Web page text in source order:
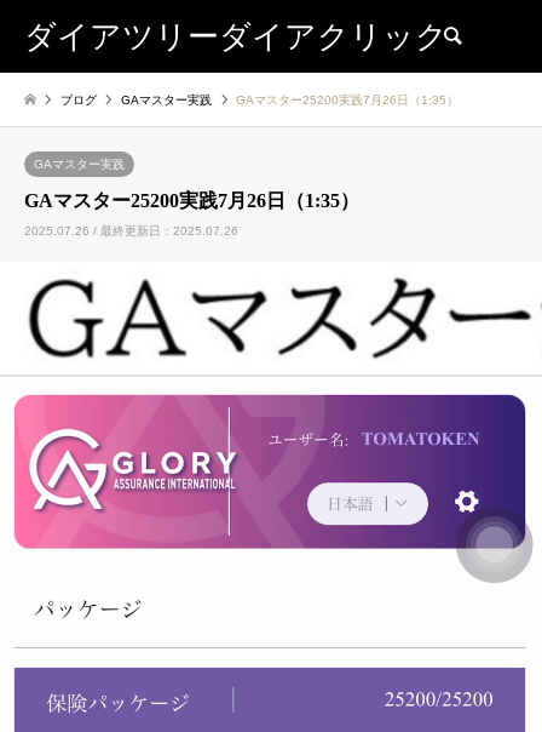
ダイアツリーダイアクリック
ブログ GAマスター実践 GAマスター25200実践7月26日（1:35）
GAマスター実践
GAマスター25200実践7月26日（1:35）
2025.07.26 / 最終更新日：2025.07.26